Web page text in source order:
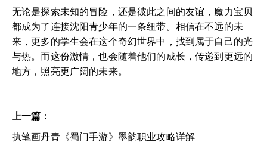
无论是探索未知的冒险，还是彼此之间的友谊，魔力宝贝
都成为了连接沈阳青少年的一条纽带。相信在不远的未
来，更多的学生会在这个奇幻世界中，找到属于自己的光
与热。而这份激情，也会随着他们的成长，传递到更远的
地方，照亮更广阔的未来。
上一篇：
执笔画丹青《蜀门手游》墨韵职业攻略详解